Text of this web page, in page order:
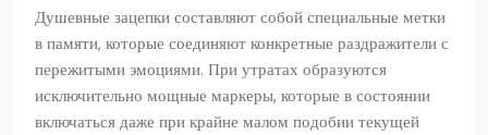
Душевные зацепки составляют собой специальные метки
в памяти, которые соединяют конкретные раздражители с
пережитыми эмоциями. При утратах образуются
исключительно мощные маркеры, которые в состоянии
включаться даже при крайне малом подобии текущей